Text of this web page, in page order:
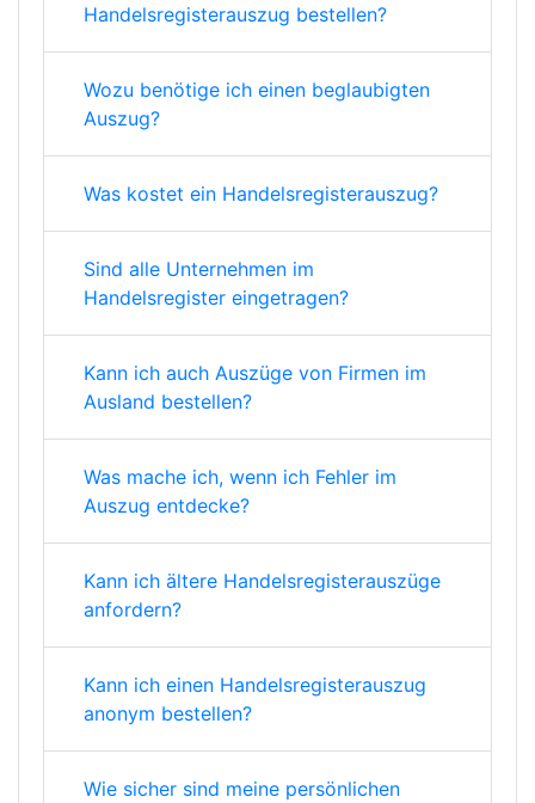
Handelsregisterauszug bestellen?
Wozu benötige ich einen beglaubigten
Auszug?
Was kostet ein Handelsregisterauszug?
Sind alle Unternehmen im
Handelsregister eingetragen?
Kann ich auch Auszüge von Firmen im
Ausland bestellen?
Was mache ich, wenn ich Fehler im
Auszug entdecke?
Kann ich ältere Handelsregisterauszüge
anfordern?
Kann ich einen Handelsregisterauszug
anonym bestellen?
Wie sicher sind meine persönlichen